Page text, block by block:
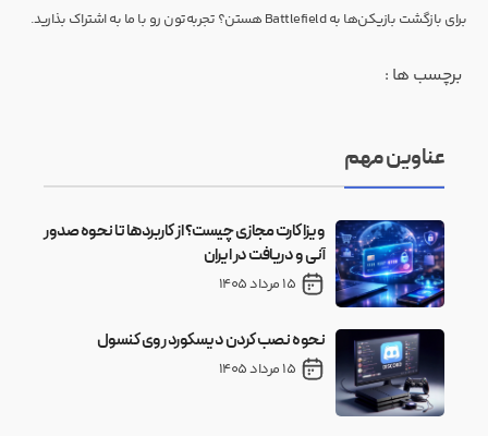
برای بازگشت بازیکن‌ها به Battlefield هستن؟ تجربه‌تون رو با ما به اشتراک بذارید.
برچسب ها :
عناوین مهم
ویزا کارت مجازی چیست؟ از کاربردها تا نحوه صدور
آنی و دریافت در ایران
15 مرداد 1405
نحوه نصب کردن دیسکورد روی کنسول
15 مرداد 1405